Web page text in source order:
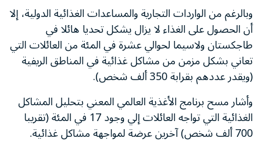
وبالرغم من الواردات التجارية والمساعدات الغذائية الدولية، إلا
أن الحصول على الغذاء لا يزال يشكل تحديا هائلا في
طاجكستان ولاسيما لحوالي عشرة في المئة من العائلات التي
تعاني بشكل مزمن من مشاكل غذائية في المناطق الريفية
(ويقدر عددهم بقرابة 350 ألف شخص).
وأشار مسح برنامج الأغذية العالمي المعني بتحليل المشاكل
الغذائية التي تواجه العائلات إلي وجود 17 في المئة (تقريبا
700 ألف شخص) آخرين عرضة لمواجهة مشاكل غذائية.